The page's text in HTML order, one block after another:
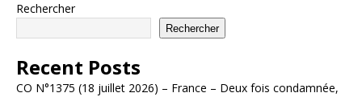
Rechercher
Rechercher
Recent Posts
CO N°1375 (18 juillet 2026) – France – Deux fois condamnée,